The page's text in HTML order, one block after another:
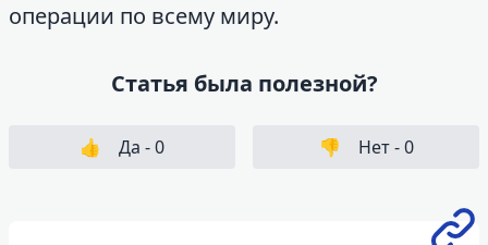
операции по всему миру.
Статья была полезной?
👍 Да -0 👎 Нет -0